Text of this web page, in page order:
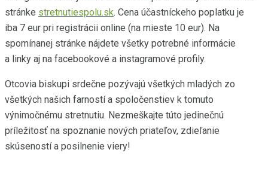
stránke stretnutiespolu.sk. Cena účastníckeho poplatku je
iba 7 eur pri registrácii online (na mieste 10 eur). Na
spomínanej stránke nájdete všetky potrebné informácie
a linky aj na facebookové a instagramové profily.
Otcovia biskupi srdečne pozývajú všetkých mladých zo
všetkých našich farností a spoločenstiev k tomuto
výnimočnému stretnutiu. Nezmeškajte túto jedinečnú
príležitosť na spoznanie nových priateľov, zdieľanie
skúseností a posilnenie viery!